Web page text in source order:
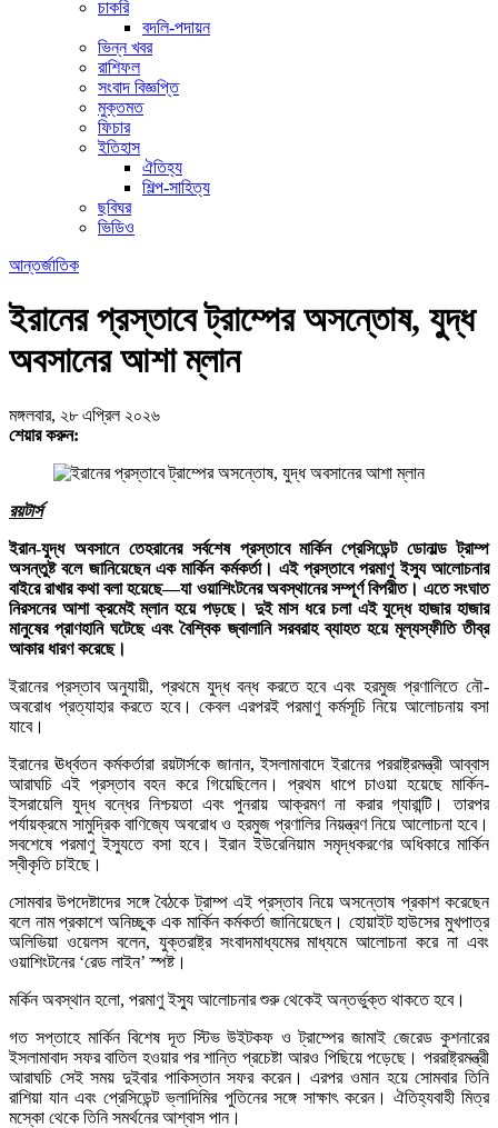
চাকরি
বদলি-পদায়ন
ভিন্ন খবর
রাশিফল
সংবাদ বিজ্ঞপ্তি
মুক্তমত
ফিচার
ইতিহাস
ঐতিহ্য
শিল্প-সাহিত্য
ছবিঘর
ভিডিও
আন্তর্জাতিক
ইরানের প্রস্তাবে ট্রাম্পের অসন্তোষ, যুদ্ধ
অবসানের আশা ম্লান
মঙ্গলবার, ২৮ এপ্রিল ২০২৬
শেয়ার করুন:
রয়টার্স
ইরান-যুদ্ধ অবসানে তেহরানের সর্বশেষ প্রস্তাবে মার্কিন প্রেসিডেন্ট ডোনাল্ড ট্রাম্প
অসন্তুষ্ট বলে জানিয়েছেন এক মার্কিন কর্মকর্তা। এই প্রস্তাবে পরমাণু ইস্যু আলোচনার
বাইরে রাখার কথা বলা হয়েছে—যা ওয়াশিংটনের অবস্থানের সম্পূর্ণ বিপরীত। এতে সংঘাত
নিরসনের আশা ক্রমেই ম্লান হয়ে পড়ছে। দুই মাস ধরে চলা এই যুদ্ধে হাজার হাজার
মানুষের প্রাণহানি ঘটেছে এবং বৈশ্বিক জ্বালানি সরবরাহ ব্যাহত হয়ে মূল্যস্ফীতি তীব্র
আকার ধারণ করেছে।
ইরানের প্রস্তাব অনুযায়ী, প্রথমে যুদ্ধ বন্ধ করতে হবে এবং হরমুজ প্রণালিতে নৌ-
অবরোধ প্রত্যাহার করতে হবে। কেবল এরপরই পরমাণু কর্মসূচি নিয়ে আলোচনায় বসা
যাবে।
ইরানের ঊর্ধ্বতন কর্মকর্তারা রয়টার্সকে জানান, ইসলামাবাদে ইরানের পররাষ্ট্রমন্ত্রী আব্বাস
আরাঘচি এই প্রস্তাব বহন করে গিয়েছিলেন। প্রথম ধাপে চাওয়া হয়েছে মার্কিন-
ইসরায়েলি যুদ্ধ বন্ধের নিশ্চয়তা এবং পুনরায় আক্রমণ না করার গ্যারান্টি। তারপর
পর্যায়ক্রমে সামুদ্রিক বাণিজ্যে অবরোধ ও হরমুজ প্রণালির নিয়ন্ত্রণ নিয়ে আলোচনা হবে।
সবশেষে পরমাণু ইস্যুতে বসা হবে। ইরান ইউরেনিয়াম সমৃদ্ধকরণের অধিকারে মার্কিন
স্বীকৃতি চাইছে।
সোমবার উপদেষ্টাদের সঙ্গে বৈঠকে ট্রাম্প এই প্রস্তাব নিয়ে অসন্তোষ প্রকাশ করেছেন
বলে নাম প্রকাশে অনিচ্ছুক এক মার্কিন কর্মকর্তা জানিয়েছেন। হোয়াইট হাউসের মুখপাত্র
অলিভিয়া ওয়েলস বলেন, যুক্তরাষ্ট্র সংবাদমাধ্যমের মাধ্যমে আলোচনা করে না এবং
ওয়াশিংটনের ‘রেড লাইন’ স্পষ্ট।
মর্কিন অবস্থান হলো, পরমাণু ইস্যু আলোচনার শুরু থেকেই অন্তর্ভুক্ত থাকতে হবে।
গত সপ্তাহে মার্কিন বিশেষ দূত স্টিভ উইটকফ ও ট্রাম্পের জামাই জেরেড কুশনারের
ইসলামাবাদ সফর বাতিল হওয়ার পর শান্তি প্রচেষ্টা আরও পিছিয়ে পড়েছে। পররাষ্ট্রমন্ত্রী
আরাঘচি সেই সময় দুইবার পাকিস্তান সফর করেন। এরপর ওমান হয়ে সোমবার তিনি
রাশিয়া যান এবং প্রেসিডেন্ট ভ্লাদিমির পুতিনের সঙ্গে সাক্ষাৎ করেন। ঐতিহ্যবাহী মিত্র
মস্কো থেকে তিনি সমর্থনের আশ্বাস পান।